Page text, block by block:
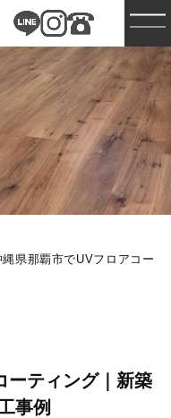
縄県那覇市でUVフロアコー
ーティング｜新築
事例